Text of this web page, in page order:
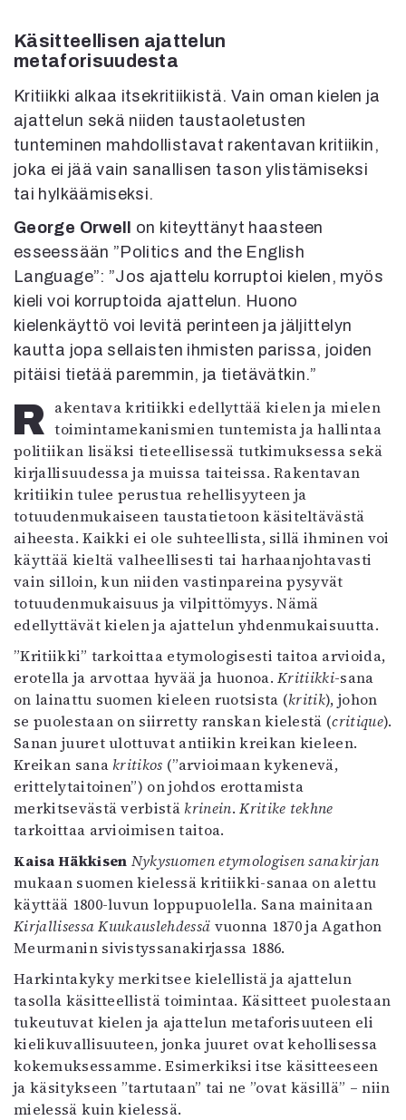
5/2025
Lehtiarkisto
Info
Tilaus ja irtonumerot
Yhteistyössä
Toimitus
Kaltio ry
Käsitteellisen ajattelun
metaforisuudesta
Kritiikki alkaa itsekritiikistä. Vain oman kielen ja
ajattelun sekä niiden taustaoletusten
tunteminen mahdollistavat rakentavan kritiikin,
joka ei jää vain sanallisen tason ylistämiseksi
tai hylkäämiseksi.
George Orwell on kiteyttänyt haasteen
esseessään ”Politics and the English
Language”: ”Jos ajattelu korruptoi kielen, myös
kieli voi korruptoida ajattelun. Huono
kielenkäyttö voi levitä perinteen ja jäljittelyn
kautta jopa sellaisten ihmisten parissa, joiden
pitäisi tietää paremmin, ja tietävätkin.”
Rakentava kritiikki edellyttää kielen ja mielen toimintamekanismien tuntemista ja hallintaa
politiikan lisäksi tieteellisessä tutkimuksessa sekä
kirjallisuudessa ja muissa taiteissa. Rakentavan
kritiikin tulee perustua rehellisyyteen ja
totuudenmukaiseen taustatietoon käsiteltävästä
aiheesta. Kaikki ei ole suhteellista, sillä ihminen voi
käyttää kieltä valheellisesti tai harhaanjohtavasti
vain silloin, kun niiden vastinpareina pysyvät
totuudenmukaisuus ja vilpittömyys. Nämä
edellyttävät kielen ja ajattelun yhdenmukaisuutta.
”Kritiikki” tarkoittaa etymologisesti taitoa arvioida,
erotella ja arvottaa hyvää ja huonoa.Kritiikki-sana
on lainattu suomen kieleen ruotsista (kritik), johon
se puolestaan on siirretty ranskan kielestä (critique).
Sanan juuret ulottuvat antiikin kreikan kieleen.
Kreikan sanakritikos (”arvioimaan kykenevä,
erittelytaitoinen”) on johdos erottamista
merkitsevästä verbistäkrinein.Kritike tekhne
tarkoittaa arvioimisen taitoa.
Kaisa Häkkisen Nykysuomen etymologisen sanakirjan
mukaan suomen kielessä kritiikki-sanaa on alettu
käyttää 1800-luvun loppupuolella. Sana mainitaan
Kirjallisessa Kuukauslehdessä vuonna 1870 ja Agathon
Meurmanin sivistyssanakirjassa 1886.
Harkintakyky merkitsee kielellistä ja ajattelun
tasolla käsitteellistä toimintaa. Käsitteet puolestaan
tukeutuvat kielen ja ajattelun metaforisuuteen eli
kielikuvallisuuteen, jonka juuret ovat kehollisessa
kokemuksessamme. Esimerkiksi itse käsitteeseen
ja käsitykseen ”tartutaan” tai ne ”ovat käsillä” – niin
mielessä kuin kielessä.